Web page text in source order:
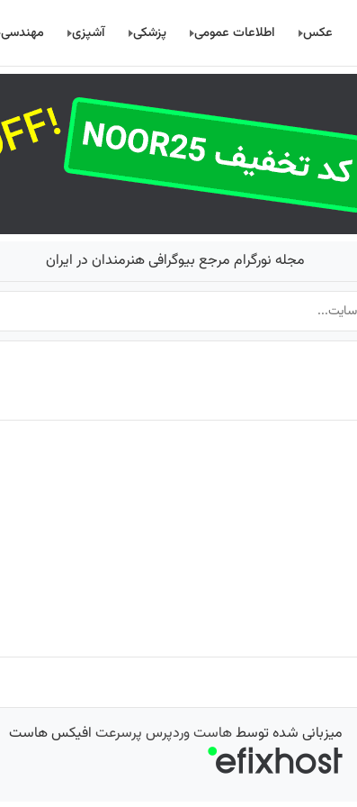
عکس اطلاعات عمومی پزشکی آشپزی مهندسی
مجله نورگرام مرجع بیوگرافی هنرمندان در ایران
میزبانی شده توسطهاست وردپرس پرسرعت افیکس هاست